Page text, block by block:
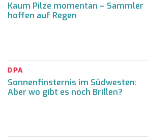
Kaum Pilze momentan – Sammler
hoffen auf Regen
DPA
Sonnenfinsternis im Südwesten:
Aber wo gibt es noch Brillen?